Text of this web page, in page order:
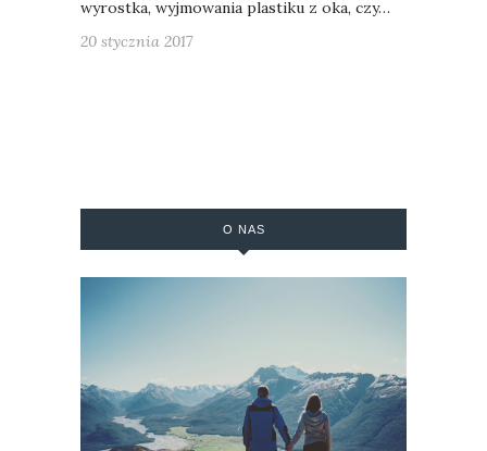
wyrostka, wyjmowania plastiku z oka, czy…
20 stycznia 2017
O NAS